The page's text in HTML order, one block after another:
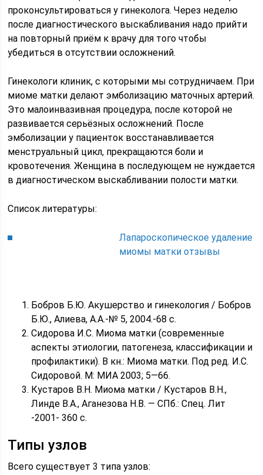
проконсультироваться у гинеколога. Через неделю
после диагностического выскабливания надо прийти
на повторный приём к врачу для того чтобы
убедиться в отсутствии осложнений.
Гинекологи клиник, с которыми мы сотрудничаем. При
миоме матки делают эмболизацию маточных артерий.
Это малоинвазивная процедура, после которой не
развивается серьёзных осложнений. После
эмболизации у пациенток восстанавливается
менструальный цикл, прекращаются боли и
кровотечения. Женщина в последующем не нуждается
в диагностическом выскабливании полости матки.
Список литературы:
Лапароскопическое удаление
миомы матки отзывы
Бобров Б.Ю. Акушерство и гинекология / Бобров
Б.Ю., Алиева, А.А.-№ 5, 2004.-68 с.
Сидорова И.С. Миома матки (современные
аспекты этиологии, патогенеза, классификации и
профилактики). В кн.: Миома матки. Под ред. И.С.
Сидоровой. М: МИА 2003; 5—66.
Кустаров В.Н. Миома матки / Кустаров В.Н.,
Линде В.А., Аганезова Н.В. — СПб.: Спец. Лит
-2001- 360 с.
Типы узлов
Всего существует 3 типа узлов: